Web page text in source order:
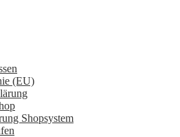
(EU)
Shopsystem